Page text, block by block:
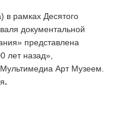
рамках Десятого
документальной
представлена
лет назад»,
Арт Музеем.
.